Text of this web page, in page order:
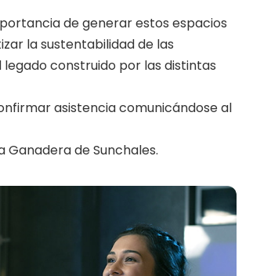
de generar estos espacios
la sustentabilidad de las
construido por las distintas
asistencia comunicándose al
de Sunchales.